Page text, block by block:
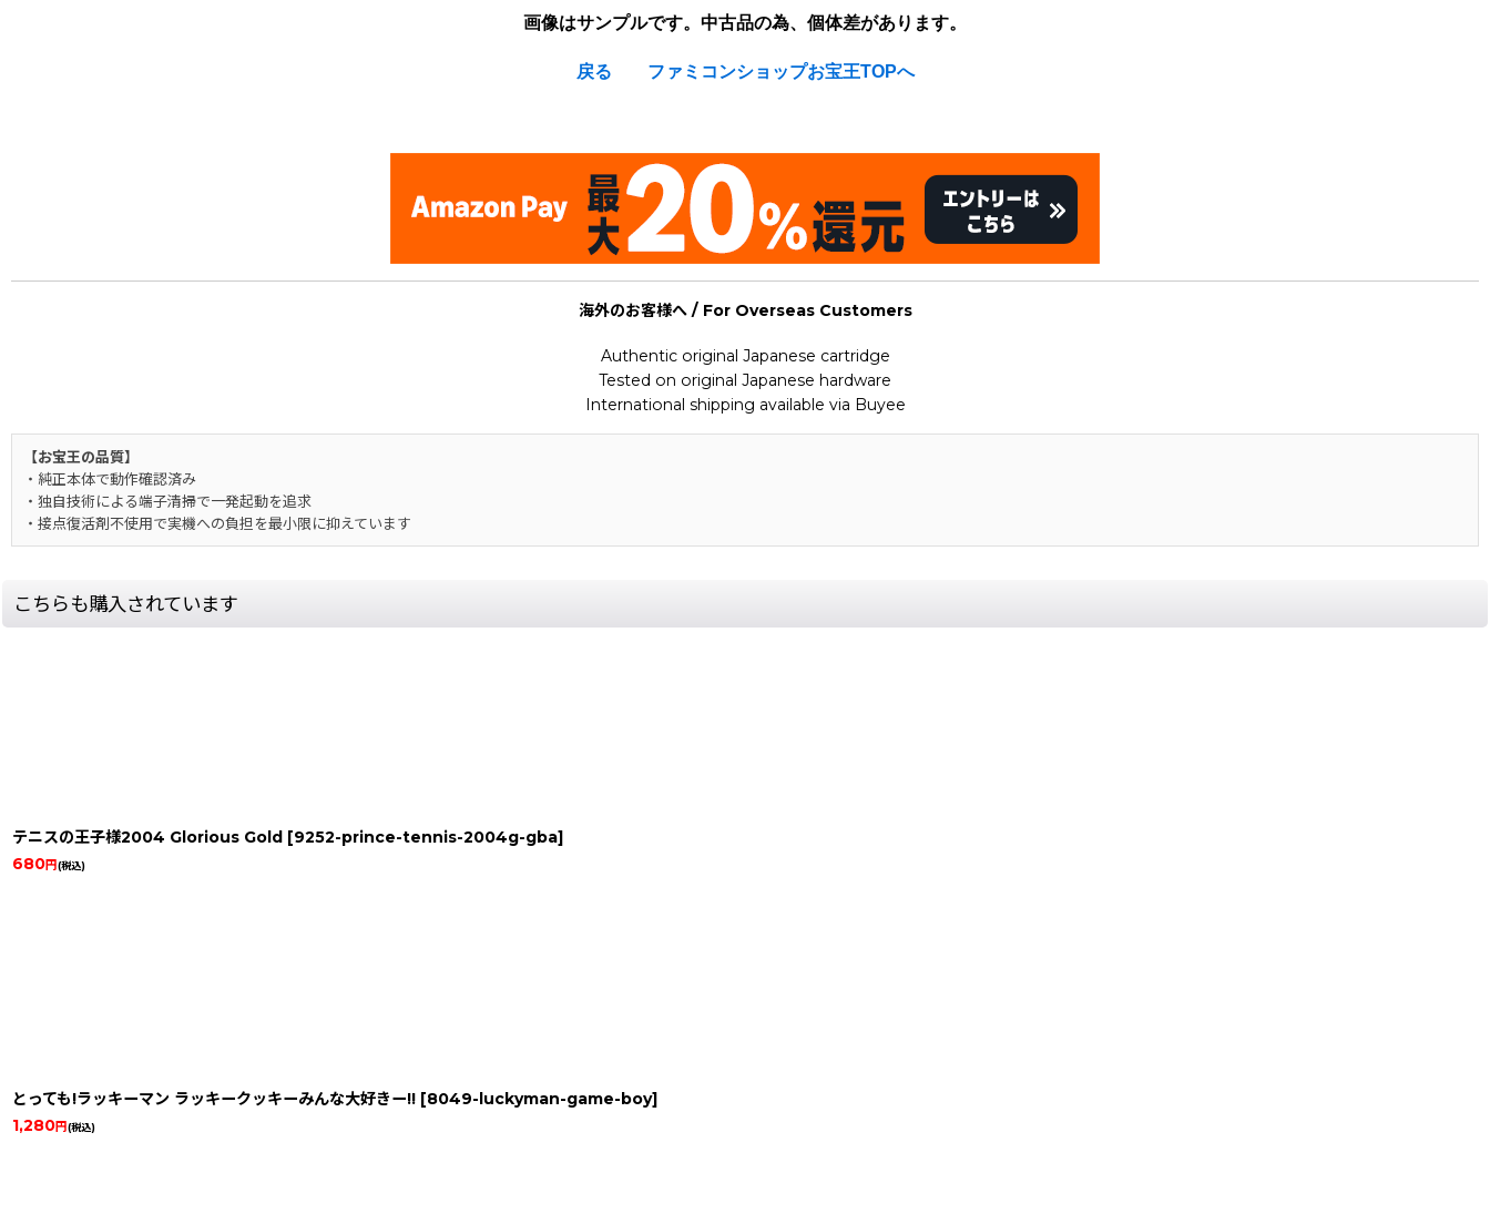
画像はサンプルです。中古品の為、個体差があります。
戻る ファミコンショップお宝王TOPへ
海外のお客様へ / For Overseas Customers
Authentic original Japanese cartridge
Tested on original Japanese hardware
International shipping available via Buyee
【お宝王の品質】
・純正本体で動作確認済み
・独自技術による端子清掃で一発起動を追求
・接点復活剤不使用で実機への負担を最小限に抑えています
こちらも購入されています
テニスの王子様2004 Glorious Gold [9252-prince-tennis-2004g-gba]
680円(税込)
とっても!ラッキーマン ラッキークッキーみんな大好きー!! [8049-luckyman-game-boy]
1,280円(税込)